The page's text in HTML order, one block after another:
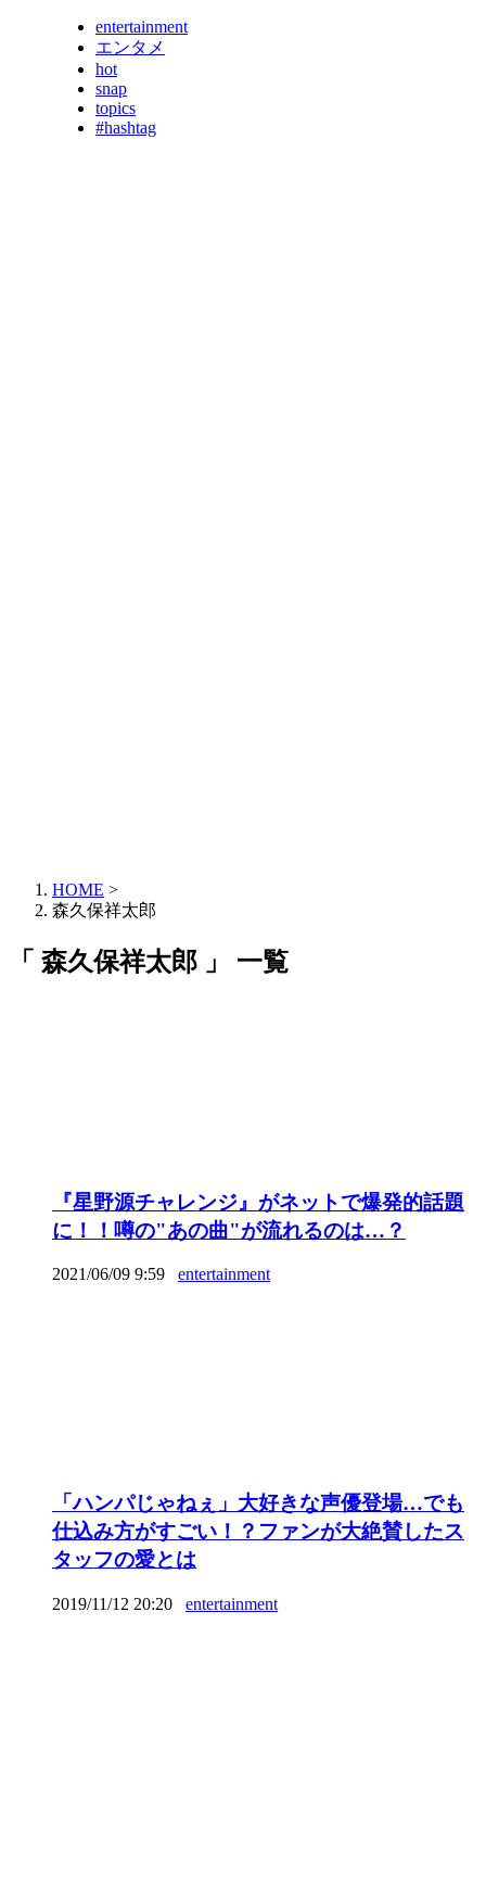
entertainment
エンタメ
hot
snap
topics
#hashtag
HOME >
森久保祥太郎
「 森久保祥太郎 」 一覧
『星野源チャレンジ』がネットで爆発的話題
に！！噂の"あの曲"が流れるのは…？
2021/06/09 9:59 entertainment
「ハンパじゃねぇ」大好きな声優登場…でも
仕込み方がすごい！？ファンが大絶賛したス
タッフの愛とは
2019/11/12 20:20 entertainment